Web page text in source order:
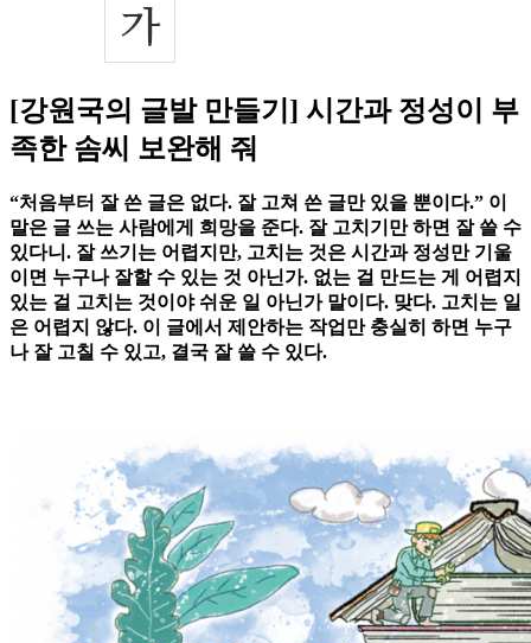
[강원국의 글발 만들기] 시간과 정성이 부
족한 솜씨 보완해 줘
“처음부터 잘 쓴 글은 없다. 잘 고쳐 쓴 글만 있을 뿐이다.” 이
말은 글 쓰는 사람에게 희망을 준다. 잘 고치기만 하면 잘 쓸 수
있다니. 잘 쓰기는 어렵지만, 고치는 것은 시간과 정성만 기울
이면 누구나 잘할 수 있는 것 아닌가. 없는 걸 만드는 게 어렵지
있는 걸 고치는 것이야 쉬운 일 아닌가 말이다. 맞다. 고치는 일
은 어렵지 않다. 이 글에서 제안하는 작업만 충실히 하면 누구
나 잘 고칠 수 있고, 결국 잘 쓸 수 있다.